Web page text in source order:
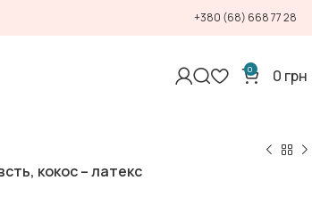
+380 (68) 668 77 28
0 0 грн
кокос – латекс